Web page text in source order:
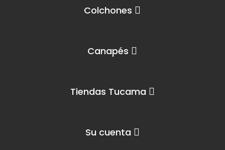
Colchones
Canapés
Tiendas Tucama
Su cuenta